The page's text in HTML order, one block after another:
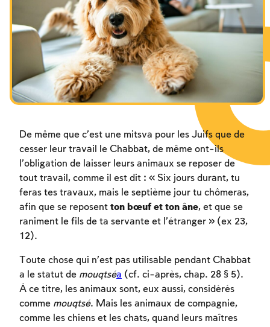
Les jeûnes liés à la destruction du Temple
Hanouca
Pourim
De même que c’est une mitsva pour les Juifs que de
cesser leur travail le Chabbat, de même ont-ils
l’obligation de laisser leurs animaux se reposer de
tout travail, comme il est dit : « Six jours durant, tu
feras tes travaux, mais le septième jour tu chômeras,
afin que se reposent ton bœuf et ton âne, et que se
raniment le fils de ta servante et l’étranger » (ex 23,
12).
Toute chose qui n’est pas utilisable pendant Chabbat
a le statut de mouqtséa (cf. ci-après, chap. 28 § 5).
À ce titre, les animaux sont, eux aussi, considérés
comme mouqtsé. Mais les animaux de compagnie,
comme les chiens et les chats, quand leurs maîtres